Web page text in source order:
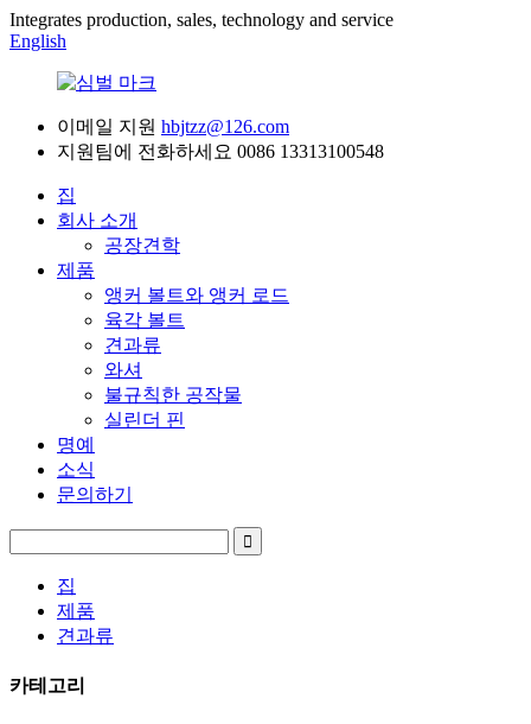
Integrates production, sales, technology and service
English
이메일 지원 hbjtzz@126.com
지원팀에 전화하세요 0086 13313100548
집
회사 소개
공장견학
제품
앵커 볼트와 앵커 로드
육각 볼트
견과류
와셔
불규칙한 공작물
실린더 핀
명예
소식
문의하기
집
제품
견과류
카테고리